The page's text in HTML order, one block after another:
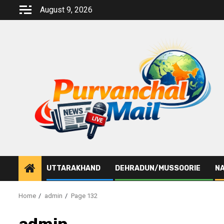
August 9, 2026
UTTARAKHAND DEHRADUN/MUSSOORIE
Home admin Page 132